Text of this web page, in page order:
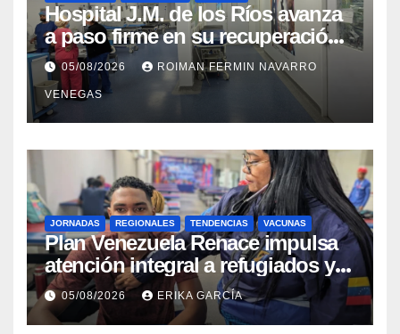
Hospital J.M. de los Ríos avanza
a paso firme en su recuperación
tras los recientes eventos
sísmicos
05/08/2026 ROIMAN FERMIN NAVARRO
VENEGAS
JORNADAS REGIONALES TENDENCIAS VACUNAS
​Plan Venezuela Renace impulsa
atención integral a refugiados y
evaluación de vacunación en
Aragua
05/08/2026 ERIKA GARCÍA